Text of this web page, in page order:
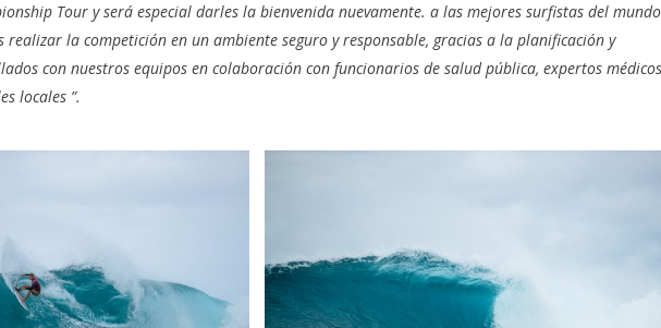
Tour y será especial darles la bienvenida nuevamente. a las mejores surfistas del
realizar la competición en un ambiente seguro y responsable, gracias a la planificación y
con nuestros equipos en colaboración con funcionarios de salud pública, expertos
locales ”.